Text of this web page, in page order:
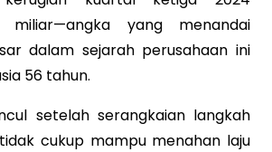
miliar—angka yang menandai
dalam sejarah perusahaan ini
56 tahun.
setelah serangkaian langkah
cukup mampu menahan laju